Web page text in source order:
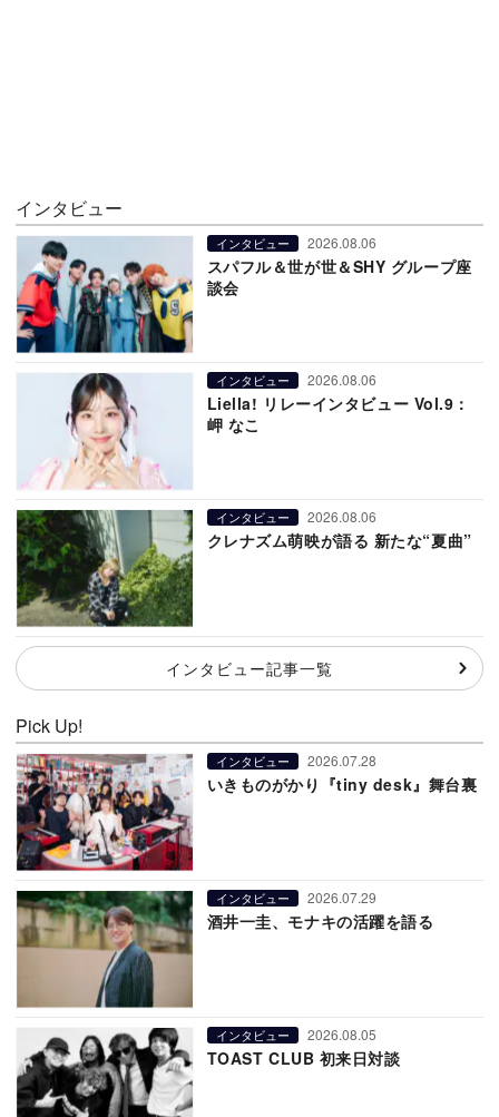
インタビュー
インタビュー 2026.08.06
スパフル＆世が世＆SHY グループ座
談会
インタビュー 2026.08.06
Liella! リレーインタビュー Vol.9：
岬 なこ
インタビュー 2026.08.06
クレナズム萌映が語る 新たな“夏曲”
インタビュー記事一覧
Pick Up!
インタビュー 2026.07.28
いきものがかり『tiny desk』舞台裏
インタビュー 2026.07.29
酒井一圭、モナキの活躍を語る
インタビュー 2026.08.05
TOAST CLUB 初来日対談